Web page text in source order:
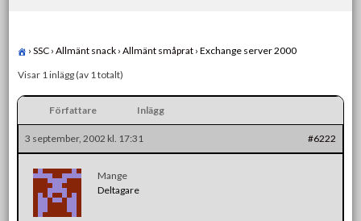
› SSC › Allmänt snack › Allmänt småprat › Exchange server 2000
Visar 1 inlägg (av 1 totalt)
Författare Inlägg
3 september, 2002 kl. 17:31 #6222
Mange
Deltagare